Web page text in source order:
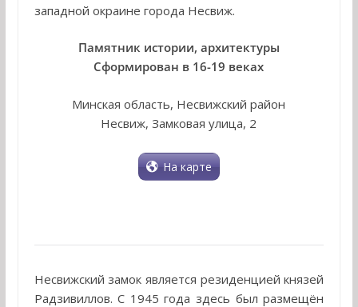
западной окраине города Несвиж.
Памятник истории, архитектуры
Сформирован в 16-19 веках
Минская область, Несвижский район
Несвиж, Замковая улица, 2
На карте
Несвижский замок является резиденцией князей
Радзивиллов. С 1945 года здесь был размещён